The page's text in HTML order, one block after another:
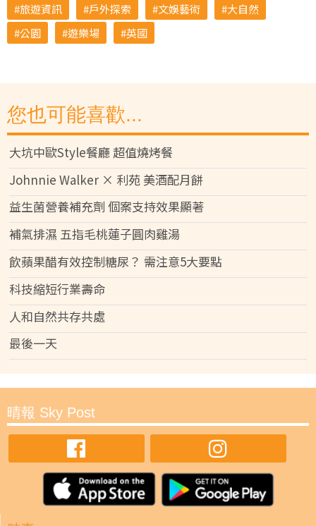
旅遊資訊 戶外探索 文娛藝術
大自然
公園
遊樂場 英國
您也可能喜歡...
大坑中歐Style餐廳 超值燒烤餐
Johnnie Walker × 利苑 美酒配月餅
益生菌營養補充劑 個案支持效果顯著
補氣排濕 五指毛桃蓮子圓肉雞湯
飲蘋果醋有效控制糖尿？ 需注意5大要點
科技縮短行業壽命
人和自然共存共處
最後一天
晴報 Sky Post